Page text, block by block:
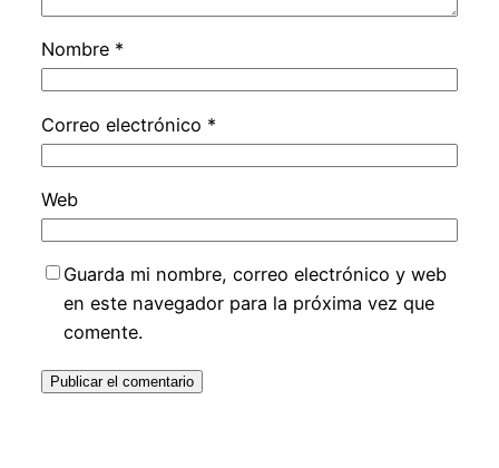
Nombre *
Correo electrónico *
Web
Guarda mi nombre, correo electrónico y web
en este navegador para la próxima vez que
comente.